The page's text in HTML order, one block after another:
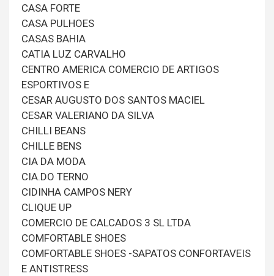
CASA FORTE
CASA PULHOES
CASAS BAHIA
CATIA LUZ CARVALHO
CENTRO AMERICA COMERCIO DE ARTIGOS
ESPORTIVOS E
CESAR AUGUSTO DOS SANTOS MACIEL
CESAR VALERIANO DA SILVA
CHILLI BEANS
CHILLE BENS
CIA DA MODA
CIA.DO TERNO
CIDINHA CAMPOS NERY
CLIQUE UP
COMERCIO DE CALCADOS 3 SL LTDA
COMFORTABLE SHOES
COMFORTABLE SHOES -SAPATOS CONFORTAVEIS
E ANTISTRESS